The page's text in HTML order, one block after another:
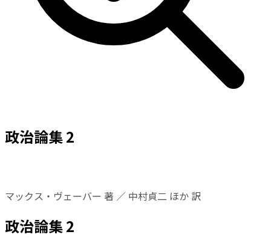
政治論集 2
マックス・ヴェーバー 著 ／ 中村貞二 ほか 訳
政治論集 2